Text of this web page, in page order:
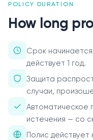
Акционерам
Вакансии
Партнёры
FAQ
Обратная связь
POLICY DURATION
How long
Срок
действует 1 год.
Защита
случаи,
Автоматическое
истечения — со
Полис действует